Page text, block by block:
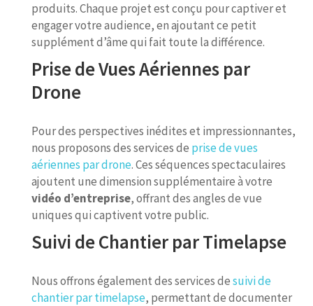
produits. Chaque projet est conçu pour captiver et
engager votre audience, en ajoutant ce petit
supplément d’âme qui fait toute la différence.
Prise de Vues Aériennes par
Drone
Pour des perspectives inédites et impressionnantes,
nous proposons des services de prise de vues
aériennes par drone. Ces séquences spectaculaires
ajoutent une dimension supplémentaire à votre
vidéo d’entreprise, offrant des angles de vue
uniques qui captivent votre public.
Suivi de Chantier par Timelapse
Nous offrons également des services desuivi de
chantier par timelapse, permettant de documenter